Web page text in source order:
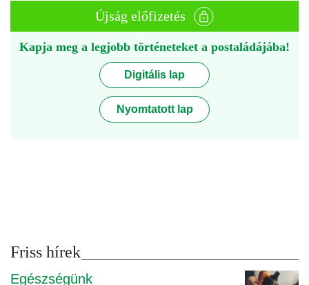
Újság előfizetés
Kapja meg a legjobb történeteket a postaládájába!
Digitális lap
Nyomtatott lap
Friss hírek
Egészségünk